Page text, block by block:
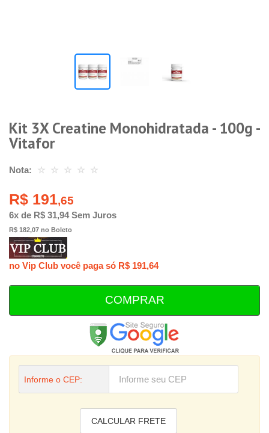
Kit 3X Creatine Monohidratada - 100g -
Vitafor
Nota: ☆ ☆ ☆ ☆ ☆
R$ 191,65
6x de R$ 31,94 Sem Juros
R$ 182,07 no Boleto
no Vip Club você paga só R$ 191,64
COMPRAR
Informe o CEP: